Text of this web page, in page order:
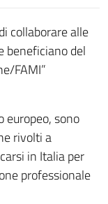
collaborare alle
beneficiano del
FAMI”
europeo, sono
rivolti a
in Italia per
professionale